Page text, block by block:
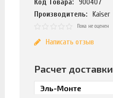
Код Товара:
900407
Производитель:
Kaiser
Пока не оценен
Написать отзыв
Расчет доставки